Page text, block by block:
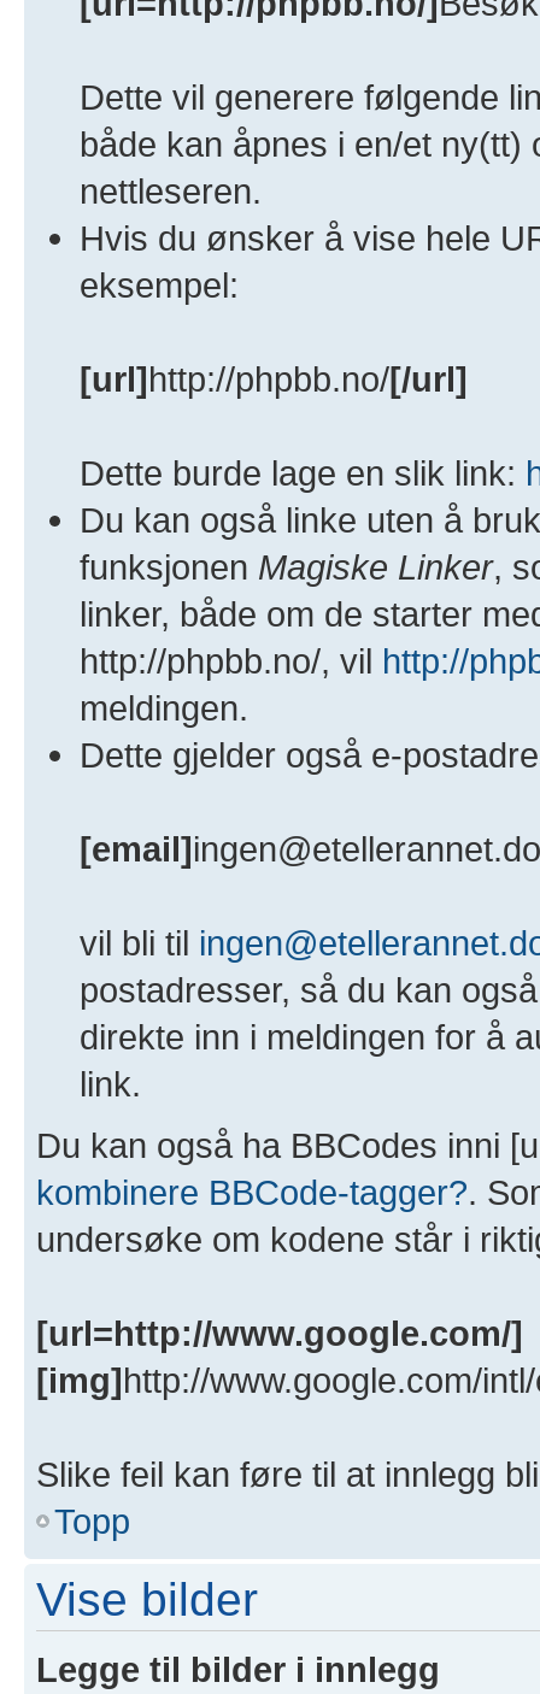
Dette vil generere følgende
både kan åpnes i en/et
nettleseren.
Hvis du ønsker å vise hele
eksempel:
[url]http://phpbb.no/[/url]
Dette burde lage en slik link:
Du kan også linke uten å
funksjonen Magiske Linker,
linker, både om de starter
http://phpbb.no/, vil http://
meldingen.
Dette gjelder også e-
[email]
vil bli til
postadresser, så du kan
direkte inn i meldingen for å
link.
Du kan også ha BBCodes inni
kombinere BBCode-tagger?.
undersøke om kodene står i
[url=http://www.google.com/]
[img]http://www.google.com/
Slike feil kan føre til at innlegg
Topp
Vise bilder
Legge til bilder i innlegg